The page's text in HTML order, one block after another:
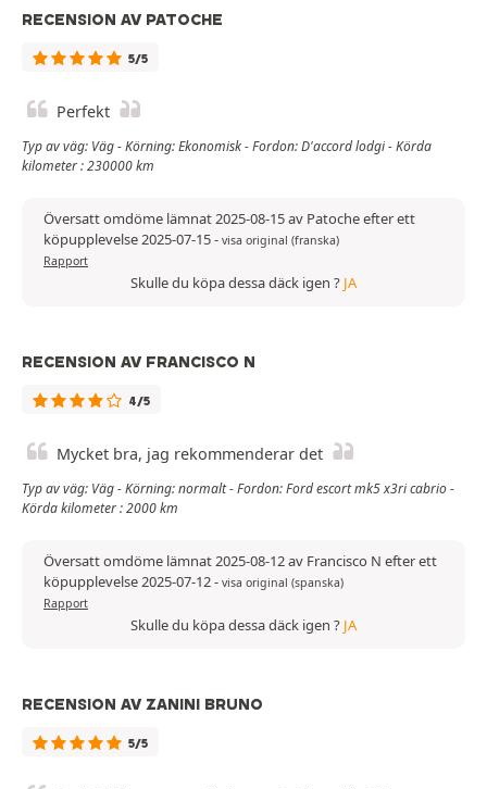
RECENSION AV PATOCHE
5/5
Perfekt
Typ av väg: Väg - Körning: Ekonomisk - Fordon: D'accord lodgi - Körda
kilometer : 230000 km
Översatt omdöme lämnat 2025-08-15 av Patoche efter ett
köpupplevelse 2025-07-15- visa original (franska)
Rapport
Skulle du köpa dessa däck igen ? JA
RECENSION AV FRANCISCO N
4/5
Mycket bra, jag rekommenderar det
Typ av väg: Väg - Körning: normalt - Fordon: Ford escort mk5 x3ri cabrio -
Körda kilometer : 2000 km
Översatt omdöme lämnat 2025-08-12 av Francisco N efter ett
köpupplevelse 2025-07-12- visa original (spanska)
Rapport
Skulle du köpa dessa däck igen ? JA
RECENSION AV ZANINI BRUNO
5/5